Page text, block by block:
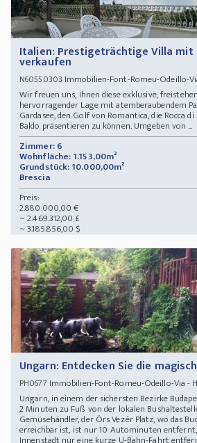
Italien: Prestigeträchtige Villa mit
verkaufen
N60550303 Immobilien-Font-Romeu-Odeillo-
Wir freuen uns, Ihnen diese exklusive,
hervorragender Lage mit atemberaubendem
Gardasee, den Golf von Romantica, die Rocca
Baldo präsentieren zu können. Umgeben von ...
Zimmer: 6
Wohnfläche: 1.153,00m²
Grundstück: 10.000,00m²
Brescia
Preis:
2.880.000,00 €
~ 2.469.312,00 £
~ 3.185.856,00 $
Ungarn: Entdecken Sie die
PH0677 Immobilien-Font-Romeu-Odeillo-Via -
Ungarn, in einem der sichersten Bezirke
2 Minuten zu Fuß von der lokalen
Gemüsehändler, der Örs Vezér Platz, wo das
erreichbar ist, ist nur 10 Autominuten